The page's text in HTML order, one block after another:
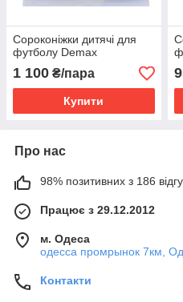
Сороконiжки дитячі для
футболу Demax
1 100 ₴/пара
Купити
Про нас
98% позитивних з 186
Працює з 29.12.2012
м. Одеса
одесса промрынок 7км,
Контакти